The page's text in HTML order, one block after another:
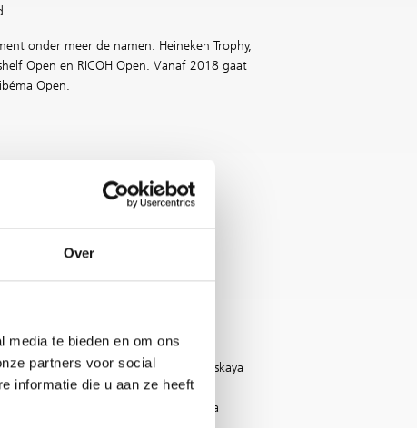
Over
media te bieden en om ons
partners voor social
informatie die u aan ze heeft
onder meer de namen: Heineken Trophy,
Open en RICOH Open. Vanaf 2018 gaat
Open.
Vrouwendubbelspel
1996 Neiland/Schultz
1997 Melicharova/Vildova
2002 Barclay/Muller
2003 Dementieva/Krasnoroutskaya
2004 McShea/Sequera
2005 Medina Garrigues/Safina